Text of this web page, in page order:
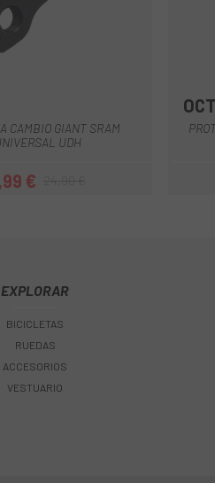
CAMBIO GIANT SRAM
UDH
Precio
€Precio regular
EXPLORAR
BICICLETAS
RUEDAS
ACCESORIOS
VESTUARIO